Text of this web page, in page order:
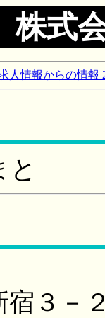
株式
人情報からの情報
宿３－